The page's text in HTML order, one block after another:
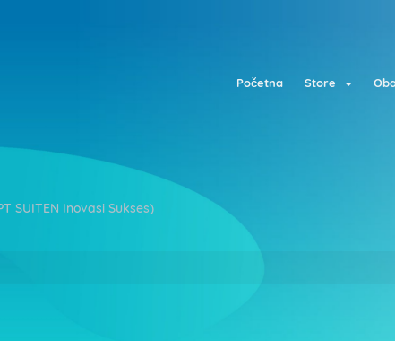
Početna Store
SUITEN Inovasi Sukses)